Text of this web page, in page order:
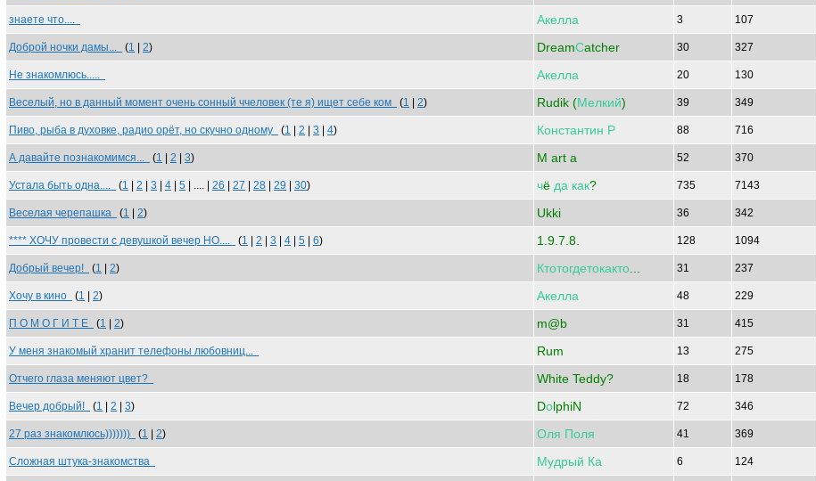
знаете что.... Акелла 3 107
Доброй ночки дамы... (1 2) DreamСatcher 30 327
Не знакомлюсь..... Акелла 20 130
Веселый, но в данный момент очень сонный ччеловек (те я) ищет себе ком (1 2) Rudik (Мелкий) 39 349
Пиво, рыба в духовке, радио орёт, но скучно одному (1 2 3 4) Константин Р 88 716
А давайте познакомимся... (1 2 3) M art a 52 370
Устала быть одна.... (1 2 3 4 5 | .... | 26 27 28 29 30) чё да как? 735 7143
Веселая черепашка (1 2) Ukki 36 342
**** ХОЧУ провести с девушкой вечер НО.... (1 2 3 4 5 6) 1.9.7.8. 128 1094
Добрый вечер! (1 2) Ктотогдетокакто 31 237
Хочу в кино (1 2) Акелла 48 229
П О М О Г И Т Е (1 2) m@b 31 415
У меня знакомый хранит телефоны любовниц... Rum 13 275
Отчего глаза меняют цвет? White Teddy? 18 178
Вечер добрый! (1 2 3) DоlphiN 72 346
27 раз знакомлюсь))))))) (1 2) Оля Поля 41 369
Сложная штука-знакомства Мудрый Ка 6 124